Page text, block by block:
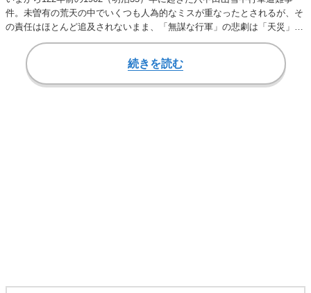
件。未曽有の荒天の中でいくつも人為的なミスが重なったとされるが、そ
の責任はほとんど追及されないまま、「無謀な行軍」の悲劇は「天災」と
して片づけ…
続きを読む